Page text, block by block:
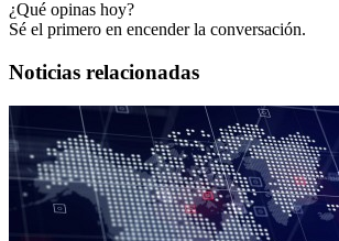
¿Qué opinas hoy?
Sé el primero en encender la conversación.
Noticias relacionadas